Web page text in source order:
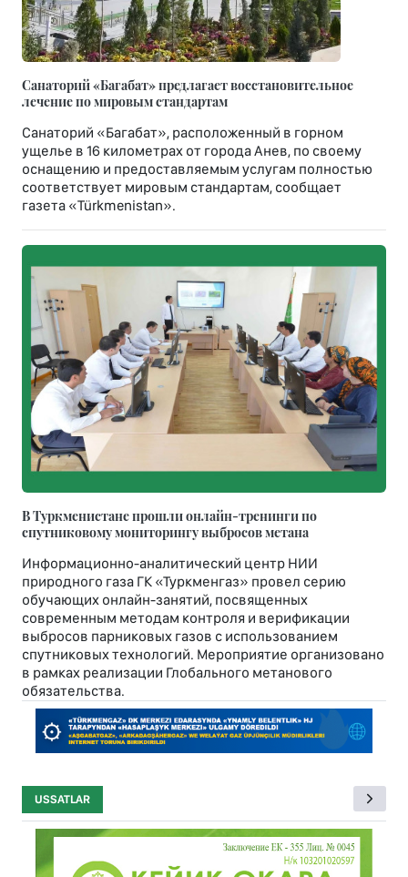
Санаторий «Багабат» предлагает восстановительное
лечение по мировым стандартам
Санаторий «Багабат», расположенный в горном
ущелье в 16 километрах от города Анев, по своему
оснащению и предоставляемым услугам полностью
соответствует мировым стандартам, сообщает
газета «Türkmenistan».
В Туркменистане прошли онлайн-тренинги по
спутниковому мониторингу выбросов метана
Информационно-аналитический центр НИИ
природного газа ГК «Туркменгаз» провел серию
обучающих онлайн-занятий, посвященных
современным методам контроля и верификации
выбросов парниковых газов с использованием
спутниковых технологий. Мероприятие организовано
в рамках реализации Глобального метанового
обязательства.
USSATLAR